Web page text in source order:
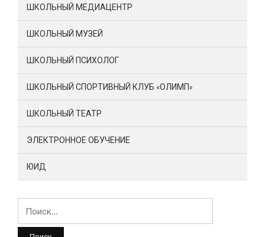
ШКОЛЬНЫЙ МЕДИАЦЕНТР
ШКОЛЬНЫЙ МУЗЕЙ
ШКОЛЬНЫЙ ПСИХОЛОГ
ШКОЛЬНЫЙ СПОРТИВНЫЙ КЛУБ «ОЛИМП»
ШКОЛЬНЫЙ ТЕАТР
ЭЛЕКТРОННОЕ ОБУЧЕНИЕ
ЮИД